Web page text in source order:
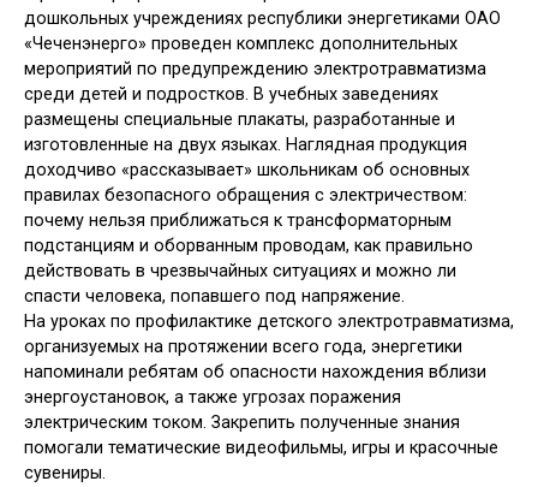
дошкольных учреждениях республики энергетиками ОАО
«Чеченэнерго» проведен комплекс дополнительных
мероприятий по предупреждению электротравматизма
среди детей и подростков. В учебных заведениях
размещены специальные плакаты, разработанные и
изготовленные на двух языках. Наглядная продукция
доходчиво «рассказывает» школьникам об основных
правилах безопасного обращения с электричеством:
почему нельзя приближаться к трансформаторным
подстанциям и оборванным проводам, как правильно
действовать в чрезвычайных ситуациях и можно ли
спасти человека, попавшего под напряжение.
На уроках по профилактике детского электротравматизма,
организуемых на протяжении всего года, энергетики
напоминали ребятам об опасности нахождения вблизи
энергоустановок, а также угрозах поражения
электрическим током. Закрепить полученные знания
помогали тематические видеофильмы, игры и красочные
сувениры.